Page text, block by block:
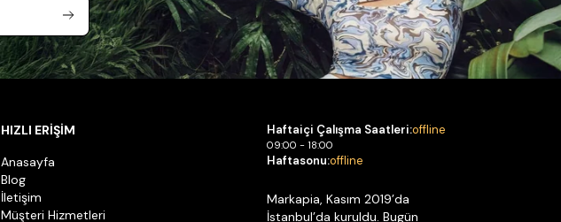
HIZLI ERİŞİM
Anasayfa
Blog
İletişim
Müşteri Hizmetleri
Haftaiçi Çalışma Saatleri:offline
09:00 - 18:00
Haftasonu:offline
Markapia, Kasım 2019’da
İstanbul’da kuruldu. Bugün